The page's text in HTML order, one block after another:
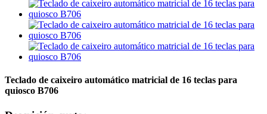
Teclado de caixeiro automático matricial de 16 teclas para
quiosco B706